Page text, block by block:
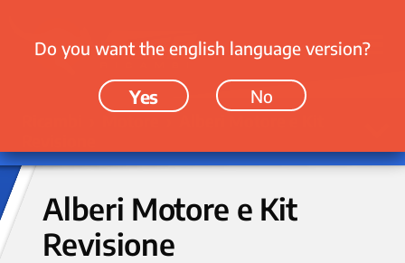
Alberi Motore e Kit
Revisione
Do you want the english language version?
Yes No